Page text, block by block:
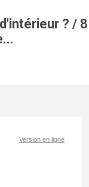
? / 8
Version en ligne